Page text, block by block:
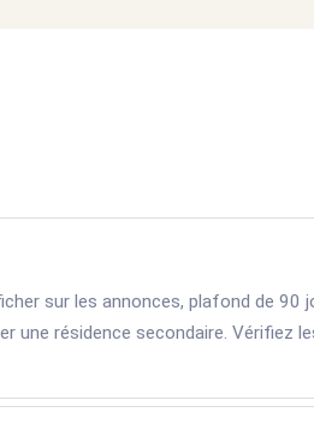
sur les annonces, plafond de 90
une résidence secondaire. Vérifiez